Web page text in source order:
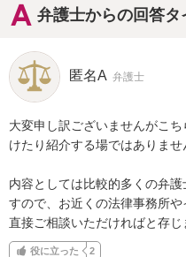
弁護士からの回答タ
匿名A 弁護士
大変申し訳ございませんがこ
けたり紹介する場ではありませ
内容としては比較的多くの弁
すので、お近くの法律事務所
直接ご相談いただければと存じ
役に立った 2